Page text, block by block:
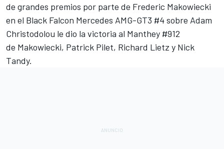
de grandes premios por parte de Frederic Makowiecki
en el Black Falcon Mercedes AMG-GT3 #4 sobre Adam
Christodolou le dio la victoria al Manthey #912
de Makowiecki, Patrick Pilet, Richard Lietz y Nick
Tandy.